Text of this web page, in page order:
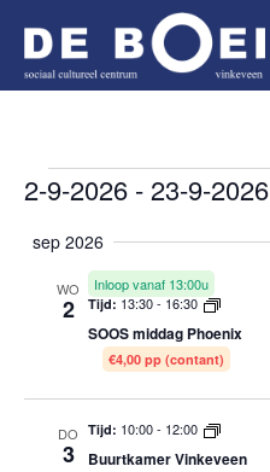
Activiteiten
2-9-2026 - 23-9-2026
date.
sep 2026
WO
2
Inloop vanaf 13:00u
Tijd: 13:30-16:30
SOOS middag Phoenix
€4,00 pp (contant)
DO
3
Tijd: 10:00- 12:00
Buurtkamer Vinkeveen